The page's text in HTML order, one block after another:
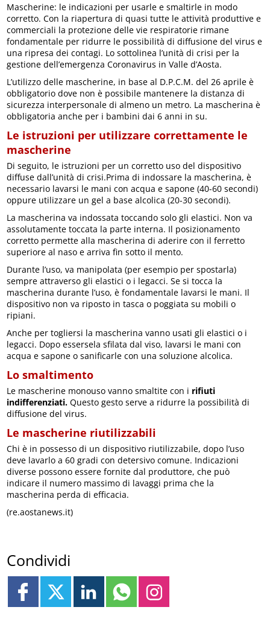
Mascherine: le indicazioni per usarle e smaltirle in modo
corretto. Con la riapertura di quasi tutte le attività produttive e
commerciali la protezione delle vie respiratorie rimane
fondamentale per ridurre le possibilità di diffusione del virus e
una ripresa dei contagi. Lo sottolinea l’unità di crisi per la
gestione dell’emergenza Coronavirus in Valle d’Aosta.
L’utilizzo delle mascherine, in base al D.P.C.M. del 26 aprile è
obbligatorio dove non è possibile mantenere la distanza di
sicurezza interpersonale di almeno un metro. La mascherina è
obbligatoria anche per i bambini dai 6 anni in su.
Le istruzioni per utilizzare correttamente le
mascherine
Di seguito, le istruzioni per un corretto uso del dispositivo
diffuse dall’unità di crisi.Prima di indossare la mascherina, è
necessario lavarsi le mani con acqua e sapone (40-60 secondi)
oppure utilizzare un gel a base alcolica (20-30 secondi).
La mascherina va indossata toccando solo gli elastici. Non va
assolutamente toccata la parte interna. Il posizionamento
corretto permette alla mascherina di aderire con il ferretto
superiore al naso e arriva fin sotto il mento.
Durante l’uso, va manipolata (per esempio per spostarla)
sempre attraverso gli elastici o i legacci. Se si tocca la
mascherina durante l’uso, è fondamentale lavarsi le mani. Il
dispositivo non va riposto in tasca o poggiata su mobili o
ripiani.
Anche per togliersi la mascherina vanno usati gli elastici o i
legacci. Dopo essersela sfilata dal viso, lavarsi le mani con
acqua e sapone o sanificarle con una soluzione alcolica.
Lo smaltimento
Le mascherine monouso vanno smaltite con i rifiuti
indifferenziati. Questo gesto serve a ridurre la possibilità di
diffusione del virus.
Le mascherine riutilizzabili
Chi è in possesso di un dispositivo riutilizzabile, dopo l’uso
deve lavarlo a 60 gradi con detersivo comune. Indicazioni
diverse possono essere fornite dal produttore, che può
indicare il numero massimo di lavaggi prima che la
mascherina perda di efficacia.
(re.aostanews.it)
Condividi